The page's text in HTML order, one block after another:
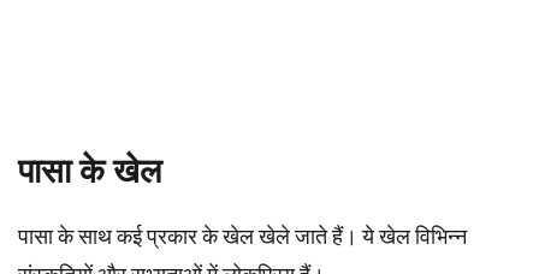
पासा के खेल
पासा के साथ कई प्रकार के खेल खेले जाते हैं। ये खेल विभिन्न